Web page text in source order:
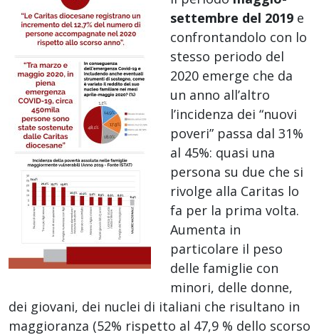
settembre del 2019 e
confrontandolo con lo
stesso periodo del
2020 emerge che da
un anno all’altro
l’incidenza dei “nuovi
poveri” passa dal 31%
al 45%: quasi una
persona su due che si
rivolge alla Caritas lo
fa per la prima volta.
Aumenta in
particolare il peso
delle famiglie con
minori, delle donne,
dei giovani, dei nuclei di italiani che risultano in
maggioranza (52% rispetto al 47,9 % dello scorso